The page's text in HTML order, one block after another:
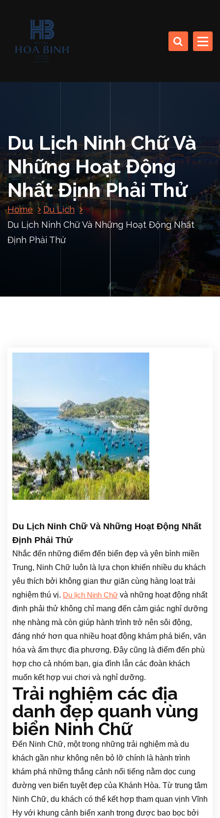
CÔNG TY CP SINH THÁI BIỂN (KHÁCH SẠN HÒA BÌNH)
Du Lịch Ninh Chữ Và
Những Hoạt Động
Nhất Định Phải Thử
Home
Du Lịch
Du Lịch Ninh Chữ Và Những Hoạt Động Nhất
Định Phải Thử
Du Lịch Ninh Chữ Và Những Hoạt Động Nhất
Định Phải Thử
Nhắc đến những điểm đến biển đẹp và yên bình miền
Trung, Ninh Chữ luôn là lựa chọn khiến nhiều du khách
yêu thích bởi không gian thư giãn cùng hàng loạt trải
nghiệm thú vị. Du lịch Ninh Chữ và những hoạt động nhất
định phải thử không chỉ mang đến cảm giác nghỉ dưỡng
nhẹ nhàng mà còn giúp hành trình trở nên sôi động,
đáng nhớ hơn qua nhiều hoạt động khám phá biển, văn
hóa và ẩm thực địa phương. Đây cũng là điểm đến phù
hợp cho cả nhóm bạn, gia đình lẫn các đoàn khách
muốn kết hợp vui chơi và nghỉ dưỡng.
Trải nghiệm các địa
danh đẹp quanh vùng
biển Ninh Chữ
Đến Ninh Chữ, một trong những trải nghiệm mà du
khách gần như không nên bỏ lỡ chính là hành trình
khám phá những thắng cảnh nổi tiếng nằm dọc cung
đường ven biển tuyệt đẹp của Khánh Hòa. Từ trung tâm
Ninh Chữ, du khách có thể kết hợp tham quan vịnh Vĩnh
Hy với khung cảnh biển xanh trong được bao bọc bởi